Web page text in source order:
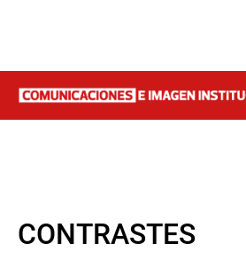
CONTRASTES